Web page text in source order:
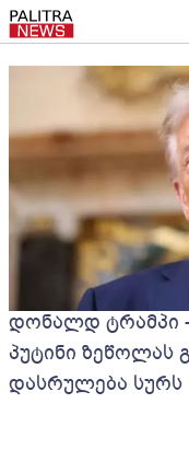
დონალდ ტრამპი
პუტინი ზეწოლას
დასრულება სურს